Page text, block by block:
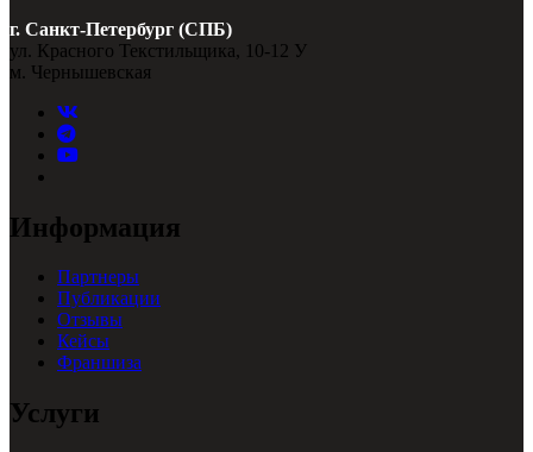
г. Санкт-Петербург (СПБ)
ул. Красного Текстильщика, 10-12 У
м. Чернышевская
Информация
Партнеры
Публикации
Отзывы
Кейсы
Франшиза
Услуги